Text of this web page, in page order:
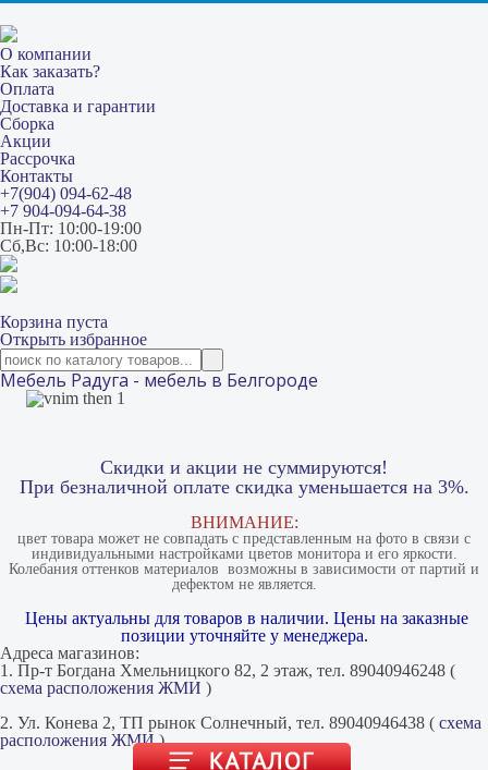
О компании
Как заказать?
Оплата
Доставка и гарантии
Сборка
Акции
Рассрочка
Контакты
+7(904) 094-62-48
+7 904-094-64-38
Пн-Пт: 10:00-19:00
Сб,Вс: 10:00-18:00
Корзина пуста
Открыть избранное
Мебель Радуга - мебель в Белгороде
Скидки и акции не суммируются!
При безналичной оплате скидка уменьшается на 3%.
ВНИМАНИЕ:
цвет товара может не совпадать с представленным на фото в связи с
индивидуальными настройками цветов монитора и его яркости.
Колебания оттенков материалов​ ​ возможны в зависимости от партий и
дефектом не является.
Цены актуальны для товаров в наличии. Цены на заказные
позиции уточняйте у менеджера.
Адреса магазинов:
1. Пр-т Богдана Хмельницкого 82, 2 этаж, тел. 89040946248 (
схема расположения ЖМИ )
2. Ул. Конева 2, ТП рынок Солнечный, тел. 89040946438 ( схема
расположения ЖМИ)